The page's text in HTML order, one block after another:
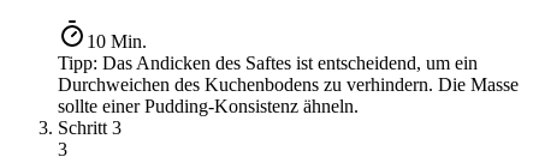
10 Min.
Tipp: Das Andicken des Saftes ist entscheidend, um ein
Durchweichen des Kuchenbodens zu verhindern. Die Masse
sollte einer Pudding-Konsistenz ähneln.
Schritt 3
3